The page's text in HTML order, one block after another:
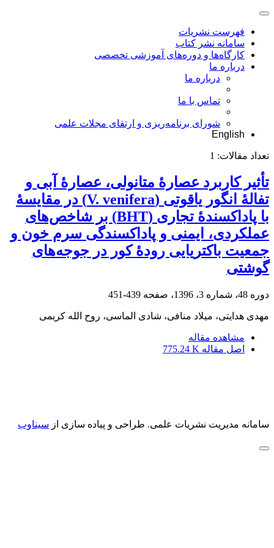
فهرست نشریات
سامانه نشر کتاب
کارگاه‌ها و دوره‌های آموزشی تخصصی
درباره ما
درباره ما
تماس با ما
شورای برنامه‌ریزی و ارتقای مجلات علمی
English
تعداد مقالات: 1
تأثیر کاربرد عصارۀ ‌متانولی، عصارۀ آبی و
تفالۀ ‌انگور‌ یاقوتی (V. venifera) در مقایسۀ
با پاداکسندۀ تجاری (BHT) بر شاخص‌های
عملکردی، ‌ایمنی و پاداکسندگی سرم خون و
جمعیت باکتریایی رودۀ کور در جوجه‌های‌
گوشتی
دوره 48، شماره 3، 1396، صفحه 439-451
مهدی هدایتی، میلاد منافی، شادی الماسی، روح الله کریمی
مشاهده مقاله
اصل مقاله 775.24 K
سامانه مدیریت نشریات علمی. طراحی و پیاده سازی از سیناوب